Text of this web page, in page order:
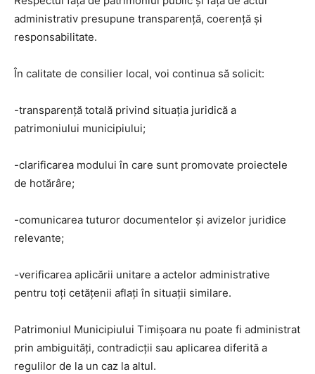
administrativ presupune transparență, coerență și
responsabilitate.
În calitate de consilier local, voi continua să solicit:
-transparență totală privind situația juridică a
patrimoniului municipiului;
-clarificarea modului în care sunt promovate proiectele
de hotărâre;
-comunicarea tuturor documentelor și avizelor juridice
relevante;
-verificarea aplicării unitare a actelor administrative
pentru toți cetățenii aflați în situații similare.
Patrimoniul Municipiului Timișoara nu poate fi administrat
prin ambiguități, contradicții sau aplicarea diferită a
regulilor de la un caz la altul.